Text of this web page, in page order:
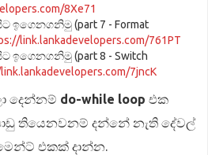
8Xe71
ඉගෙනගනිමු (part 7 - Format
link.lankadevelopers.com/761PT
ඉගෙනගනිමු (part 8 - Switch
7jncK
දෙන්නම් do-while loop එක
තියෙනවනම් දන්නේ නැති දේවල්
එකක් දාන්න.